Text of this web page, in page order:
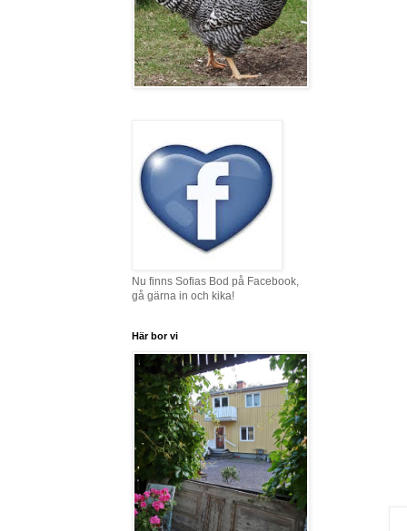
Nu finns Sofias Bod på Facebook,
gå gärna in och kika!
Här bor vi